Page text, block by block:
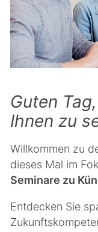
Guten
Ihnen zu
Willkommen zu
dieses Mal im
Seminare zu
Entdecken Sie